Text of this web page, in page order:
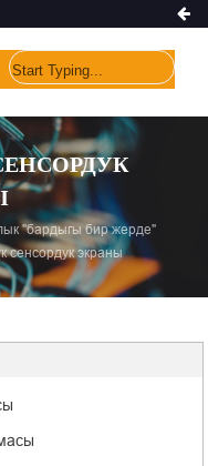
"бардыгы бир жерде"
сенсордук экраны